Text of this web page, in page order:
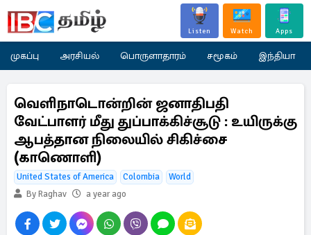
Listen Watch Apps
முகப்பு அரசியல் பொருளாதாரம் சமூகம் இந்தியா
வெளிநாடொன்றின் ஜனாதிபதி
வேட்பாளர் மீது துப்பாக்கிச்சூடு : உயிருக்கு
ஆபத்தான நிலையில் சிகிச்சை
(காணொளி)
United States of America Colombia
World
By Raghav
a year ago